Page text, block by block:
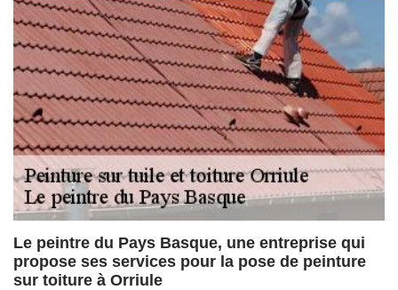
Le peintre du Pays Basque, une entreprise qui
propose ses services pour la pose de peinture
sur toiture à Orriule